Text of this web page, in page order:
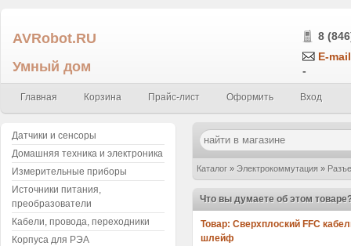
AVRobot.RU
Умный дом
8
E-
-
Главная Корзина Прайс-лист Оформить Вход
Каталог » Электрокоммутация »
Что вы думаете об этом
Товар: Сверхплоский FFC
шлейф
Датчики и сенсоры
Домашняя техника и электроника
Измерительные приборы
Источники питания,
преобразователи
Кабели, провода, переходники
Корпуса для РЭА